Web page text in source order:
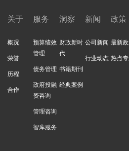
关于
概况
荣誉
历程
合作
服务
预算绩效
管理
债务管理
政府投融
资咨询
管理咨询
智库服务
洞察
财政新时
代
书籍期刊
经典案例
新闻
公司新闻
行业动态
政策
最新
热点